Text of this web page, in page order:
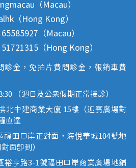
（Macau）
（Hong Kong）
（Macau）
（Hong Kong）
診金，免拍片費問診金，報銷車費
（週日及公眾假期正常接診）
北中建商業大廈 15樓（迎賓廣場對
直達
福田口岸正對面，海悅華城104號地
面即到）
裕亨路3-1號福田口岸商業廣場地鋪